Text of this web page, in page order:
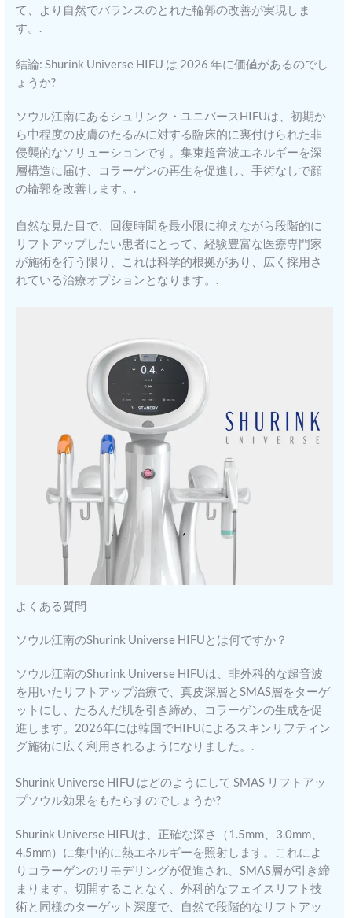
て、より自然でバランスのとれた輪郭の改善が実現しま
す。.
結論: Shurink Universe HIFU は 2026 年に価値があるのでし
ょうか?
ソウル江南にあるシュリンク・ユニバースHIFUは、初期か
ら中程度の皮膚のたるみに対する臨床的に裏付けられた非
侵襲的なソリューションです。集束超音波エネルギーを深
層構造に届け、コラーゲンの再生を促進し、手術なしで顔
の輪郭を改善します。.
自然な見た目で、回復時間を最小限に抑えながら段階的に
リフトアップしたい患者にとって、経験豊富な医療専門家
が施術を行う限り、これは科学的根拠があり、広く採用さ
れている治療オプションとなります。.
よくある質問
ソウル江南のShurink Universe HIFUとは何ですか？
ソウル江南のShurink Universe HIFUは、非外科的な超音波
を用いたリフトアップ治療で、真皮深層とSMAS層をターゲ
ットにし、たるんだ肌を引き締め、コラーゲンの生成を促
進します。2026年には韓国でHIFUによるスキンリフティン
グ施術に広く利用されるようになりました。.
Shurink Universe HIFU はどのようにして SMAS リフトアッ
プソウル効果をもたらすのでしょうか?
Shurink Universe HIFUは、正確な深さ（1.5mm、3.0mm、
4.5mm）に集中的に熱エネルギーを照射します。これによ
りコラーゲンのリモデリングが促進され、SMAS層が引き締
まります。切開することなく、外科的なフェイスリフト技
術と同様のターゲット深度で、自然で段階的なリフトアッ